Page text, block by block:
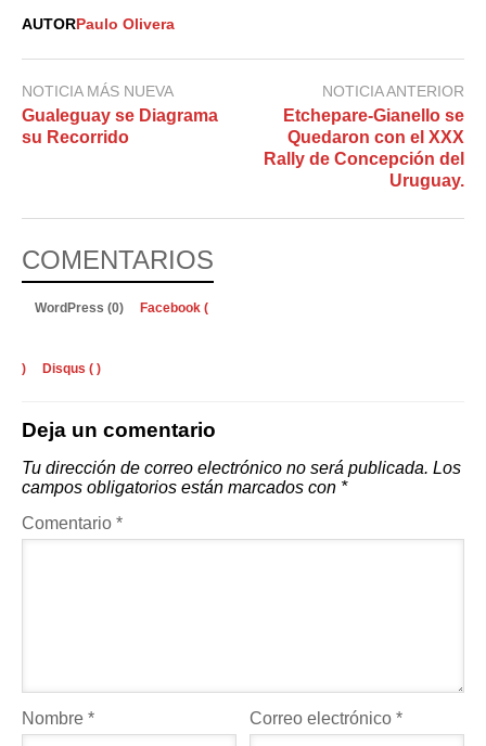
AUTOR Paulo Olivera
NOTICIA MÁS NUEVA
Gualeguay se Diagrama
su Recorrido
NOTICIA ANTERIOR
Etchepare-Gianello se
Quedaron con el XXX
Rally de Concepción del
Uruguay.
COMENTARIOS
WordPress (0) Facebook (
) Disqus ( )
Deja un comentario
Tu dirección de correo electrónico no será publicada. Los
campos obligatorios están marcados con *
Comentario *
Nombre * Correo electrónico*